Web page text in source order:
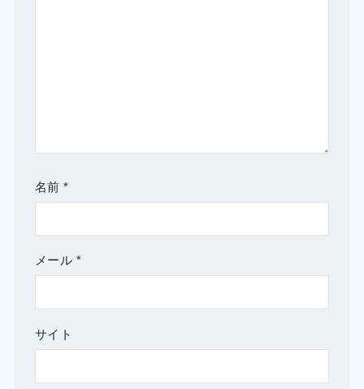
名前*
メール *
サイト